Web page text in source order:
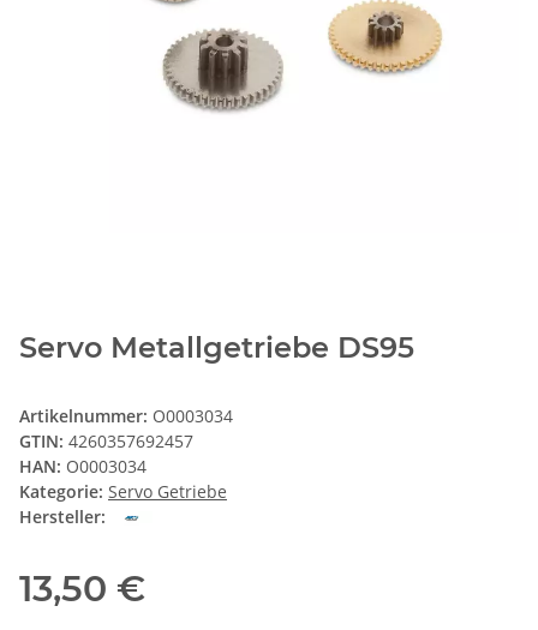
Servo Metallgetriebe DS95
Artikelnummer: O0003034
GTIN: 4260357692457
HAN: O0003034
Kategorie: Servo Getriebe
Hersteller:
13,50 €